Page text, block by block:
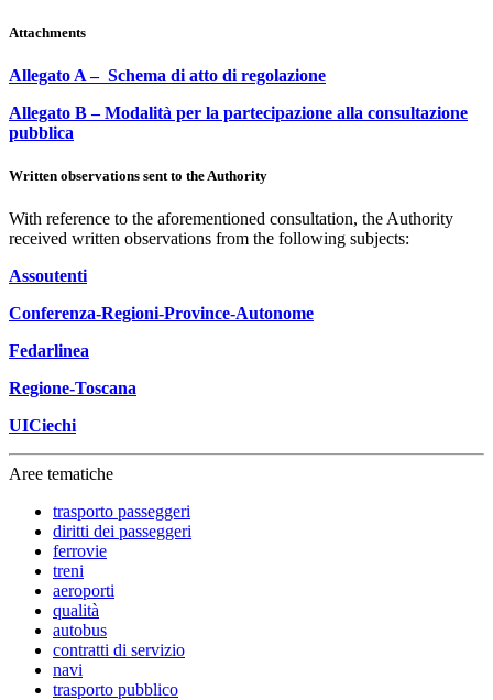
Attachments
Allegato A – Schema di atto di regolazione
Allegato B – Modalità per la partecipazione alla consultazione
pubblica
Written observations sent to the Authority
With reference to the aforementioned consultation, the Authority
received written observations from the following subjects:
Assoutenti
Conferenza-Regioni-Province-Autonome
Fedarlinea
Regione-Toscana
UICiechi
Aree tematiche
trasporto passeggeri
diritti dei passeggeri
ferrovie
treni
aeroporti
qualità
autobus
contratti di servizio
navi
trasporto pubblico